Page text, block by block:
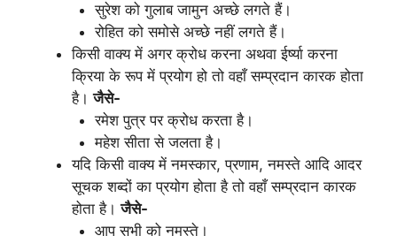
सुरेश को गुलाब जामुन अच्छे लगते हैं।
रोहित को समोसे अच्छे नहीं लगते हैं।
किसी वाक्य में अगर क्रोध करना अथवा ईर्ष्या करना
क्रिया के रूप में प्रयोग हो तो वहाँ सम्प्रदान कारक होता
है।जैसे-
रमेश पुत्र पर क्रोध करता है।
महेश सीता से जलता है।
यदि किसी वाक्य में नमस्कार, प्रणाम, नमस्ते आदि आदर
सूचक शब्दों का प्रयोग होता है तो वहाँ सम्प्रदान कारक
होता है।जैसे-
आप सभी को नमस्ते।